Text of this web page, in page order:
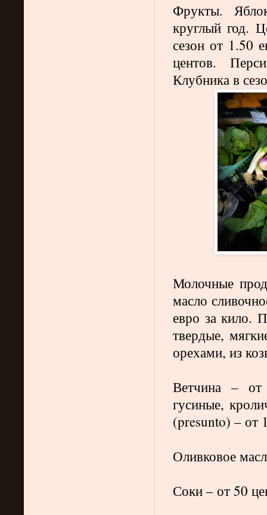
Фрукты.
круглый год.
сезон от 1.50
центов.
Клубника в
Молочные
масло
евро за кило.
твердые,
орехами, из
Ветчина –
гусиные,
(presunto) – от
Оливковое
Соки – от 50